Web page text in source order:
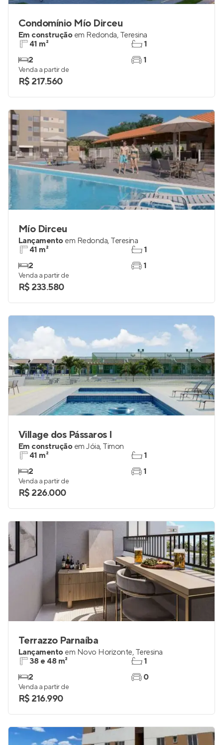
Condomínio Mío Dirceu
Em construção em Redonda, Teresina
41 m²
2
1
1
Venda a partir de
R$ 217.560
Mío Dirceu
Lançamento em Redonda, Teresina
41 m²
2
1
1
Venda a partir de
R$ 233.580
Village dos Pássaros I
Em construção em Jóia, Timon
41 m²
2
1
1
Venda a partir de
R$ 226.000
Terrazzo Parnaíba
Lançamento em Novo Horizonte, Teresina
38 e 48 m²
2
1
0
Venda a partir de
R$ 216.990